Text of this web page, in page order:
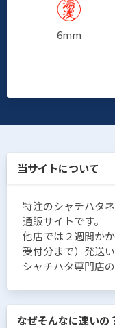
6mm
当サイトについて
特注のシャチハタ
通販サイトです。
他店では２週間か
受付分まで）発送い
シャチハタ専門店
なぜそんなに速いの